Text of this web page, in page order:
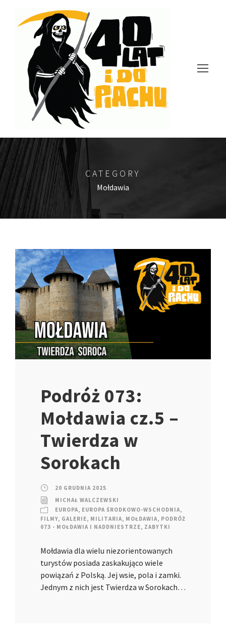
CATEGORY
Mołdawia
Podróż 073:
Mołdawia cz.5 –
Twierdza w
Sorokach
20 GRUDNIA 2025
MICHAŁ WALCZEWSKI
EUROPA, EUROPA ŚRODKOWO-WSCHODNIA,
FILMY, GALERIE, MILITARIA, MOŁDAWIA, PODRÓŻ
073 - MOŁDAWIA I NADDNIESTRZE, ZABYTKI
Mołdawia dla wielu niezorientowanych
turystów posiada zaskakująco wiele
powiązań z Polską. Jej wsie, pola i zamki.
Jednym z nich jest Twierdza w Sorokach…